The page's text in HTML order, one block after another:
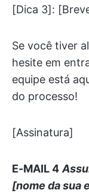
[Dica 3]:
Se você tiver
hesite em
equipe está
do processo!
[Assinatura]
E-MAIL 4
[nome da sua